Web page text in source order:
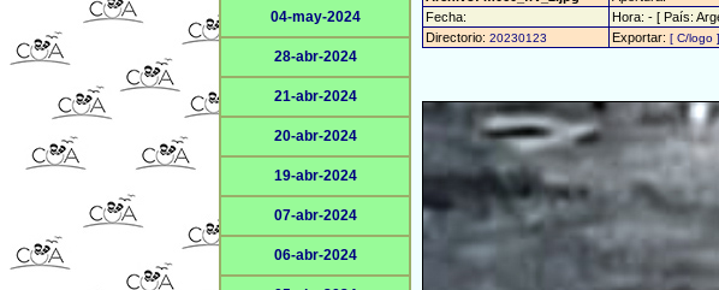
04-may-2024
28-abr-2024
21-abr-2024
20-abr-2024
19-abr-2024
07-abr-2024
06-abr-2024
Fecha:
Hora: - [ País:
Directorio: 20230123 Exportar: [ C/logo ]